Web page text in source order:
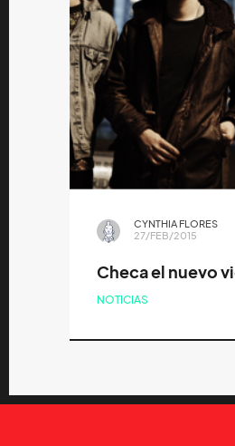
CYNTHIA FLORES
27/FEB/2015
Checa el nuevo
NOTICIAS